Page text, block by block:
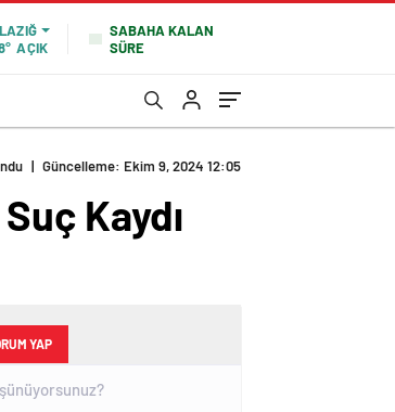
AÇIK
SABAHA KALAN
SÜRE
| Güncelleme: Ekim 9, 2024 12:05
Kaydı
YAP